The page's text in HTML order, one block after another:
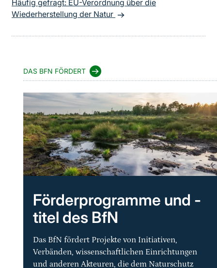
Häufig gefragt: EU-Verordnung über die
Wiederherstellung der Natur
DAS BFN FÖRDERT
Förderprogramme und -
titel des BfN
Das BfN fördert Projekte von Initiativen,
Verbänden, wissenschaftlichen Einrichtungen
und anderen Akteuren, die dem Naturschutz